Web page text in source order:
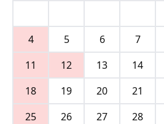
4
5 6 7
11
12 13 14
18
19 20 21
25
26 27 28